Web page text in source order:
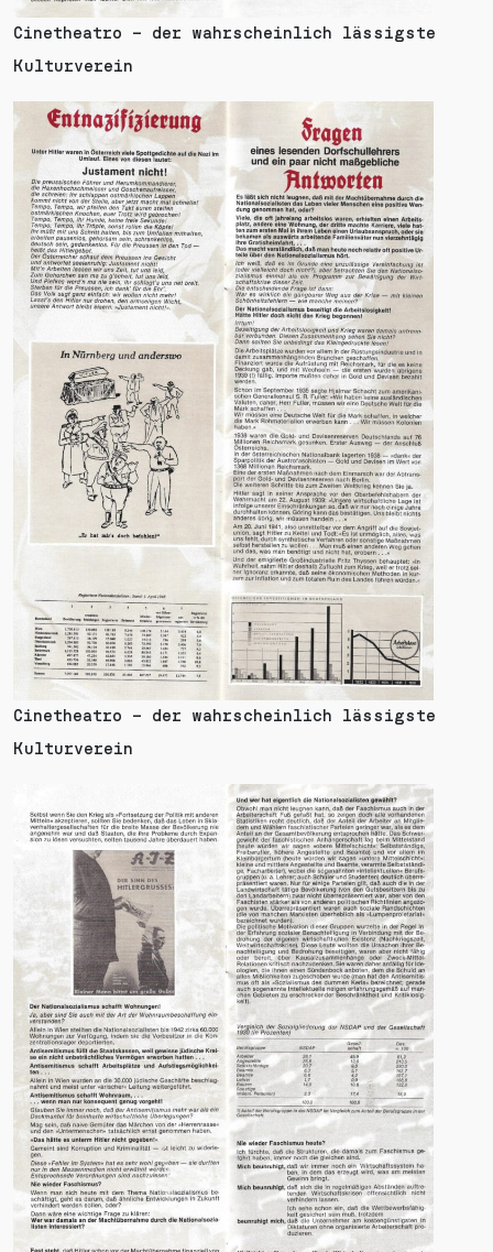
Cinetheatro – der wahrscheinlich lässigste
Kulturverein
Cinetheatro – der wahrscheinlich lässigste
Kulturverein